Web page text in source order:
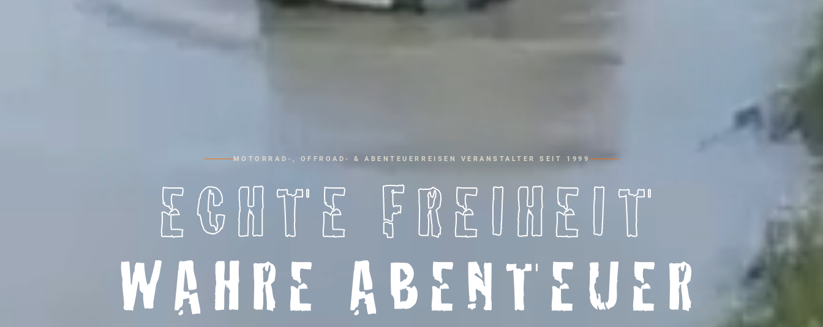
MOTORRAD-, OFFROAD- & ABENTEUERREISEN VERANSTALTER SEIT 1999
ECHTE FREIHEIT
WAHRE ABENTEUER